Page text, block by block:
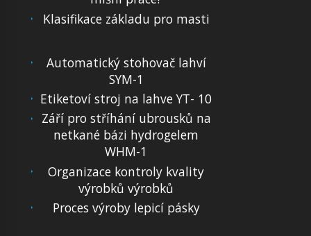
Klasifikace základu pro masti
Automatický stohovač lahví
SYM-1
Etiketoví stroj na lahve YT- 10
Září pro stříhání ubrousků na
netkané bázi hydrogelem
WHM-1
Organizace kontroly kvality
výrobků výrobků
Proces výroby lepicí pásky